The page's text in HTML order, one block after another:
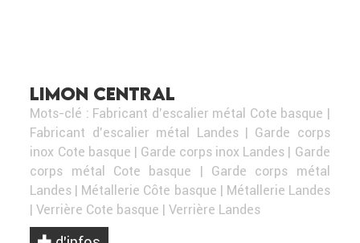
LIMON CENTRAL
Mots-clé : Fabricant d'escalier métal Cote basque |
Fabricant d'escalier métal Landes| Garde corps
inox Cote basque | Garde corps inox Landes | Garde
corps métal Cote basque | Garde corps métal
Landes | Métallerie Côte basque | Métallerie Landes
|Verrière Cote basque |Verrière Landes